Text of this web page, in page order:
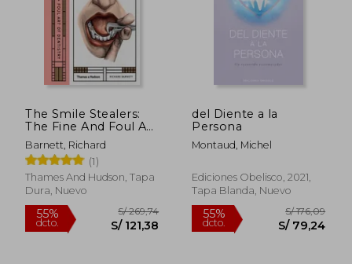
55% S/ 489,74 55%
The Smile Stealers:
The Fine And Foul Art
Of Dentistry (en
Inglés)
Barnett, Richard
(1)
Thames And Hudson, Tapa
Dura, Nuevo
del Diente a la
Persona
Montaud, Michel
Ediciones Obelisco, 2021,
Tapa Blanda, Nuevo